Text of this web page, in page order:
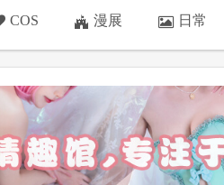
COS 漫展 日常